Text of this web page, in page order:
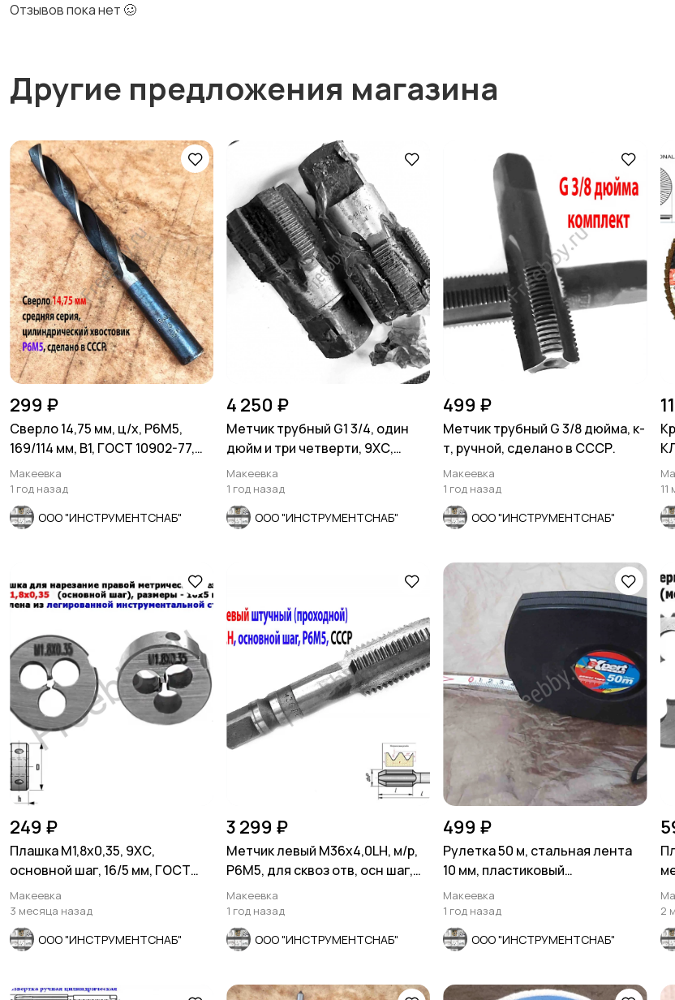
Отзывов пока нет 🥴
Другие предложения магазина
299 ₽
Сверло 14,75 мм, ц/х, Р6М5,
169/114 мм, В1, ГОСТ 10902-77,
сделано в СССР
Макеевка
1 год назад
ООО "ИНСТРУМЕНТСНАБ"
4 250 ₽
Метчик трубный G1 3/4, один
дюйм и три четверти, 9ХС,
сделано в СССР.
Макеевка
1 год назад
ООО "ИНСТРУМЕНТСНАБ"
499 ₽
Метчик трубный G 3/8 дюйма, к-
т, ручной, сделано в СССР.
Макеевка
1 год назад
ООО "ИНСТРУМЕНТСНАБ"
249 ₽
Плашка М1,8х0,35, 9ХС,
основной шаг, 16/5 мм, ГОСТ
7740-71.
Макеевка
3 месяца назад
ООО "ИНСТРУМЕНТСНАБ"
3 299 ₽
Метчик левый М36х4,0LH, м/р,
Р6М5, для сквоз отв, осн шаг,
162/67 мм.
Макеевка
1 год назад
ООО "ИНСТРУМЕНТСНАБ"
499 ₽
Рулетка 50 м, стальная лента
10 мм, пластиковый
ударопрочный корпус, ч
Макеевка
1 год назад
ООО "ИНСТРУМЕНТСНАБ"
2